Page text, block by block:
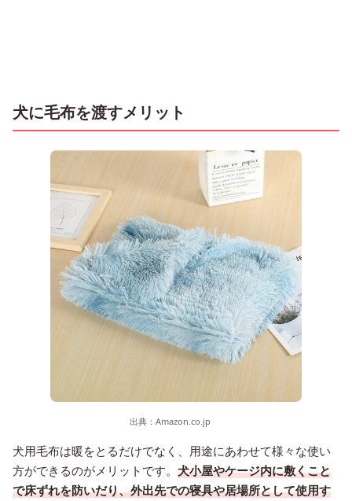
犬に毛布を渡すメリット
出典： Amazon.co.jp
犬用毛布は暖をとるだけでなく、用途にあわせて様々な使い
方ができるのがメリットです。 犬小屋やケージ内に敷くこと
で床ずれを防いだり、外出先での寝具や居場所として使用す